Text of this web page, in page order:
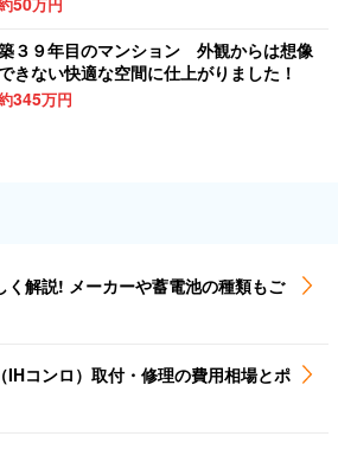
３９年目のマンション 外観からは想像
きない快適な空間に仕上がりました！
345万円
く解説! メーカーや蓄電池の種類もご
IHコンロ）取付・修理の費用相場とポ